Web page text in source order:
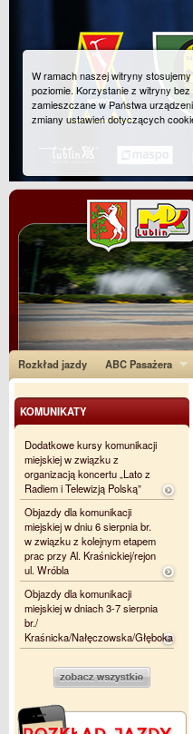
Rozkład jazdy ABC Pasażera
KOMUNIKATY
Dodatkowe kursy komunikacji
miejskiej w związku z
organizacją koncertu „Lato z
Radiem i Telewizją Polską”
Objazdy dla komunikacji
miejskiej w dniu 6 sierpnia br.
w związku z kolejnym etapem
prac przy Al. Kraśnickiej/rejon
ul. Wróbla
Objazdy dla komunikacji
miejskiej w dniach 3-7 sierpnia
br./
Kraśnicka/Nałęczowska/Głęboka
W ramach naszej witryny
poziomie. Korzystanie z witryny
zamieszczane w Państwa
zmiany ustawień dotyczących